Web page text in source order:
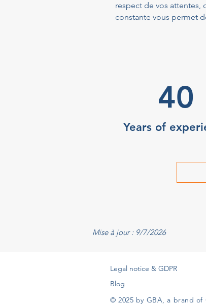
respect de vos attentes,
constante vous permet
40
Years of
Mise à jour : 9/7/2026
Legal notice & GDPR
Blog
© 2025 by GBA, a brand